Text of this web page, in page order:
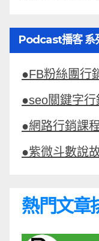
Podcast播客 系
●FB粉絲團行
●seo關鍵字行
●網路行銷課
●紫微斗數說
熱門文章